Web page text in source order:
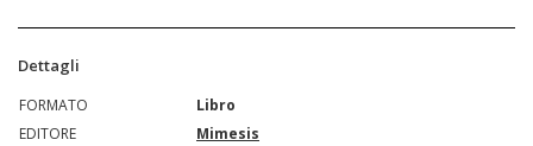
Dettagli
FORMATO
Libro
EDITORE
Mimesis